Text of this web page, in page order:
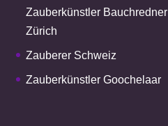
Zauberkünstler Bauchredner
Zürich
Zauberer Schweiz
Zauberkünstler Goochelaar